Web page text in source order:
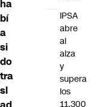
ha
bí
a
si
do
tra
sl
IPSA
abre
al
alza
y
supera
los
11.300